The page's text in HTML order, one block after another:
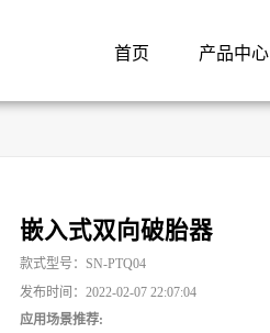
首页 产品中心
嵌入式双向破胎器
款式型号：SN-PTQ04
发布时间：2022-02-07 22:07:04
应用场景推荐: